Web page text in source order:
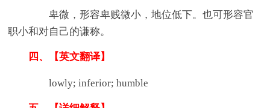
卑微，形容卑贱微小，地位低下。也可形容官
职小和对自己的谦称。
四、【英文翻译】
lowly; inferior; humble